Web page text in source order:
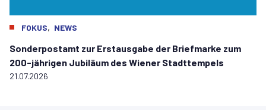
FOKUS, NEWS
Sonderpostamt zur Erstausgabe der Briefmarke zum
200-jährigen Jubiläum des Wiener Stadttempels
21.07.2026